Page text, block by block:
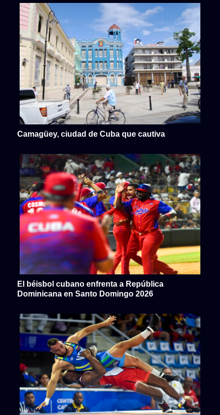
Camagüey, ciudad de Cuba que cautiva
El béisbol cubano enfrenta a República
Dominicana en Santo Domingo 2026